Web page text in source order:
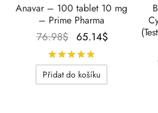
Anavar – 100 tablet 10 mg
– Prime Pharma
76.98$ Původní
cena
byla:
76.98$.
65.14$
Aktuální
Přidat do košíku